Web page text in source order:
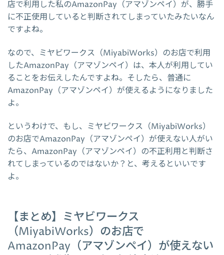
店で利用した私のAmazonPay（アマゾンペイ）が、勝手
に不正使用していると判断されてしまっていたみたいなん
ですよね。
なので、ミヤビワークス（MiyabiWorks）のお店で利用
したAmazonPay（アマゾンペイ）は、本人が利用してい
ることをお伝えしたんですよね。そしたら、普通に
AmazonPay（アマゾンペイ）が使えるようになりました
よ。
というわけで、もし、ミヤビワークス（MiyabiWorks）
のお店でAmazonPay（アマゾンペイ）が使えない人がい
たら、AmazonPay（アマゾンペイ）の不正利用と判断さ
れてしまっているのではないか？と、考えるといいです
よ。
【まとめ】ミヤビワークス
（MiyabiWorks）のお店で
AmazonPay（アマゾンペイ）が使えない